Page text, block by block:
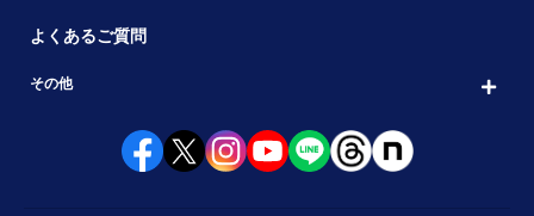
よくあるご質問
その他